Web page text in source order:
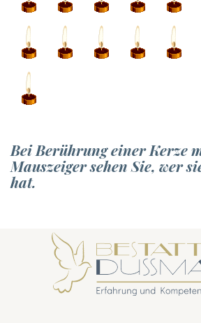
Bei Berührung einer Kerze
Mauszeiger sehen Sie, wer
hat.